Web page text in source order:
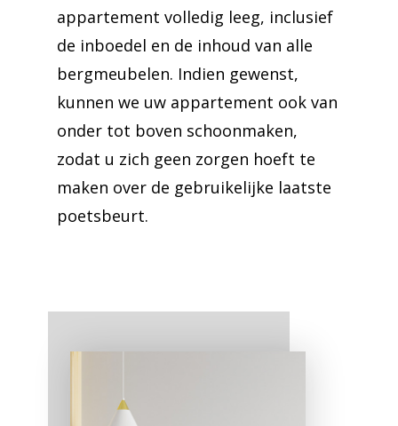
appartement volledig leeg, inclusief
de inboedel en de inhoud van alle
bergmeubelen. Indien gewenst,
kunnen we uw appartement ook van
onder tot boven schoonmaken,
zodat u zich geen zorgen hoeft te
maken over de gebruikelijke laatste
poetsbeurt.